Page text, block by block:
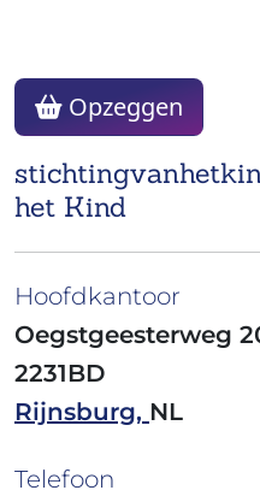
het Kind
Opzeggen
Hoofdkantoor
Oegstgeesterweg
2231BD
Rijnsburg, NL
Telefoon